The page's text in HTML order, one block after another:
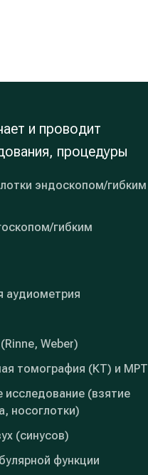
и проводит
процедуры
эндоскопом/гибким
гибким
аудиометрия
Weber)
томография (КТ) и МРТ
исследование (взятие
носоглотки)
(синусов)
функции